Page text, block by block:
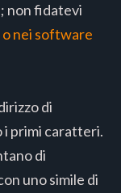
non fidatevi
nei software
di
i primi caratteri.
di
uno simile di